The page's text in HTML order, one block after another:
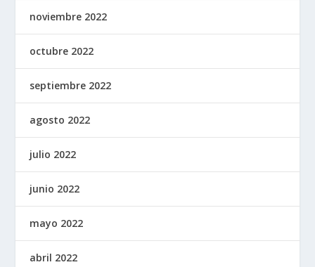
noviembre 2022
octubre 2022
septiembre 2022
agosto 2022
julio 2022
junio 2022
mayo 2022
abril 2022